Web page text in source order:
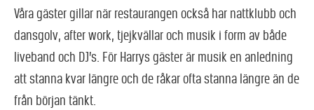
Våra gäster gillar när restaurangen också har nattklubb och
dansgolv, after work, tjejkvällar och musik i form av både
liveband och DJ’s. För Harrys gäster är musik en anledning
att stanna kvar längre och de råkar ofta stanna längre än de
från början tänkt.